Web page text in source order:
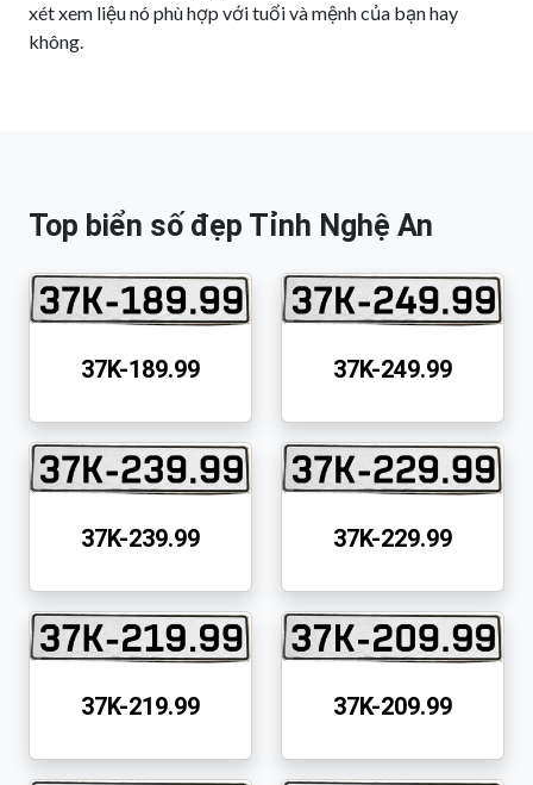
xét xem liệu nó phù hợp với tuổi và mệnh của bạn hay
không.
Top biển số đẹp Tỉnh Nghệ An
37K-189.99 37K-249.99
37K-239.99 37K-229.99
37K-219.99 37K-209.99